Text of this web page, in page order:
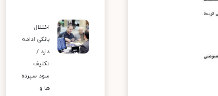
اختلال
بانکی ادامه
دارد /
تکلیف
سود سپرده
ها و